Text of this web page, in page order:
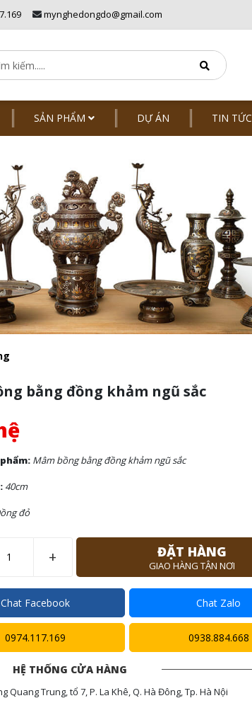
mynghedongdo@gmail.com
SẢN PHẨM DỰ ÁN TIN TỨC
bằng đồng khảm ngũ sắc
Mâm bồng bằng đồng khảm ngũ sắc
40cm
đỏ
+ ĐẶT HÀNG
GIAO HÀNG TẬN NƠI
Chat Facebook Chat Zalo
0974.117.169 0938.884.668
HỆ THỐNG CỬA HÀNG
Quang Trung, tổ 7, P. La Khê, Q. Hà Đông, Tp. Hà Nội